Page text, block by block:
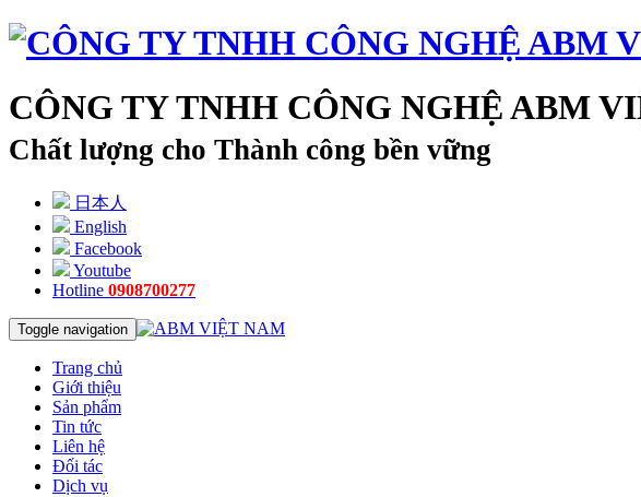
CÔNG TY TNHH CÔNG NGHỆ ABM
Chất lượng cho Thành công bền vững
日本人
English
Facebook
Youtube
Hotline 0908700277
Toggle navigation
Trang chủ
Giới thiệu
Sản phẩm
Tin tức
Liên hệ
Đối tác
Dịch vụ